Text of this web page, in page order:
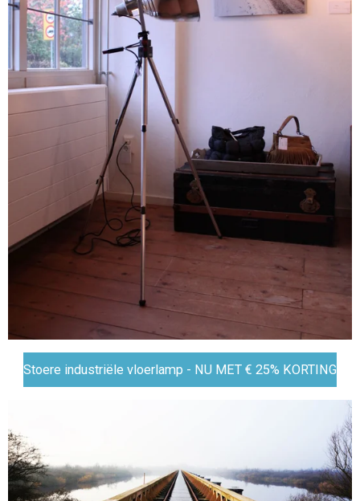
Stoere industriële vloerlamp - NU MET € 25% KORTING